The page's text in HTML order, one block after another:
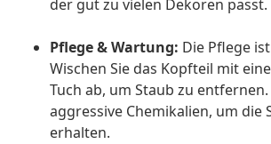
der gut zu vielen Dekoren passt.
Pflege & Wartung: Die Pflege
Wischen Sie das Kopfteil mit
Tuch ab, um Staub zu
aggressive Chemikalien, um
erhalten.